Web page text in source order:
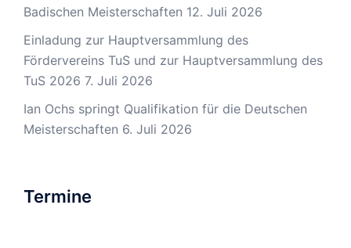
Badischen Meisterschaften 12. Juli 2026
Einladung zur Hauptversammlung des
Fördervereins TuS und zur Hauptversammlung des
TuS 2026 7. Juli 2026
Ian Ochs springt Qualifikation für die Deutschen
Meisterschaften 6. Juli 2026
Termine